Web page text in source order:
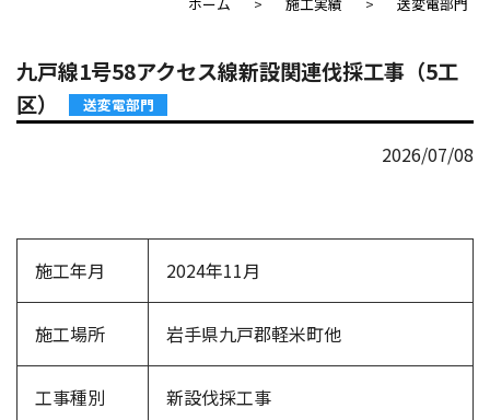
九戸線1号58アクセス線新設関連伐採工事（5工
区）
送変電部門
2026/07/08
施工年月 2024年11月
施工場所 岩手県九戸郡軽米町他
工事種別 新設伐採工事